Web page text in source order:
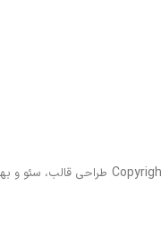
طراحی قالب، سئو و